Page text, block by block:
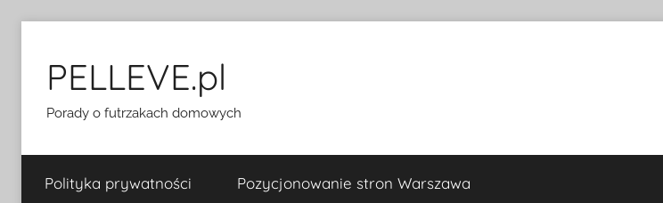
treściPELLEVE.pl
Porady o futrzakach domowych
Polityka prywatności Pozycjonowanie stron Warszawa